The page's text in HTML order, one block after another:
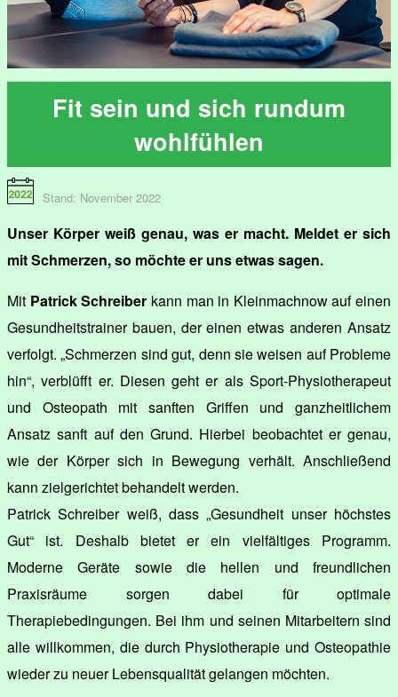
Fit sein und sich rundum
wohlfühlen
Stand: November 2022
Unser Körper weiß genau, was er macht. Meldet er sich
mit Schmerzen, so möchte er uns etwas sagen.
Mit Patrick Schreiber kann man in Kleinmachnow auf einen
Gesundheitstrainer bauen, der einen etwas anderen Ansatz
verfolgt. „Schmerzen sind gut, denn sie weisen auf Probleme
hin“, verblüfft er. Diesen geht er als Sport-Physiotherapeut
und Osteopath mit sanften Griffen und ganzheitlichem
Ansatz sanft auf den Grund. Hierbei beobachtet er genau,
wie der Körper sich in Bewegung verhält. Anschließend
kann zielgerichtet behandelt werden.
Patrick Schreiber weiß, dass „Gesundheit unser höchstes
Gut“ ist. Deshalb bietet er ein vielfältiges Programm.
Moderne Geräte sowie die hellen und freundlichen
Praxisräume sorgen dabei für optimale
Therapiebedingungen. Bei ihm und seinen Mitarbeitern sind
alle willkommen, die durch Physiotherapie und Osteopathie
wieder zu neuer Lebensqualität gelangen möchten.